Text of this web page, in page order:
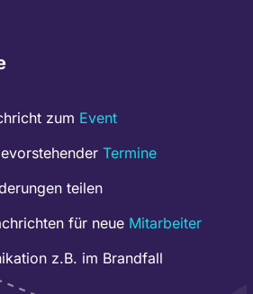
zum Event
Termine
teilen​
für neue Mitarbeiter
z.B. im Brandfall​